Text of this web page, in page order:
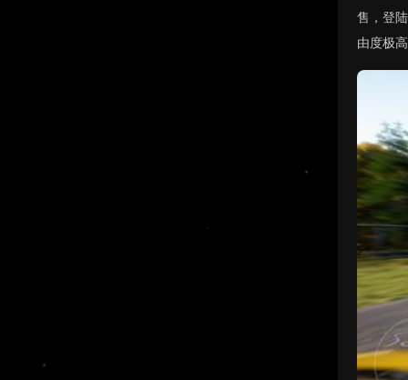
售，登
由度极